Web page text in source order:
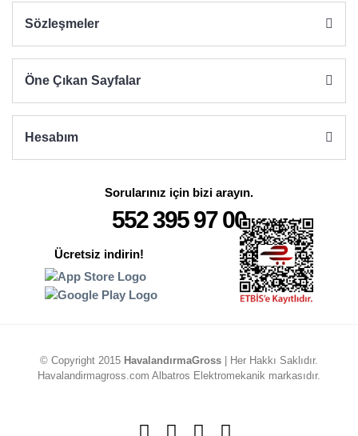
Sözleşmeler
Öne Çıkan Sayfalar
Hesabım
Sorularınız için bizi arayın.
552 395 97 00
Ücretsiz indirin!
© Copyright 2015 HavalandırmaGross | Her Hakkı Saklıdır.
Havalandirmagross.com Albatros Elektromekanik markasıdır.